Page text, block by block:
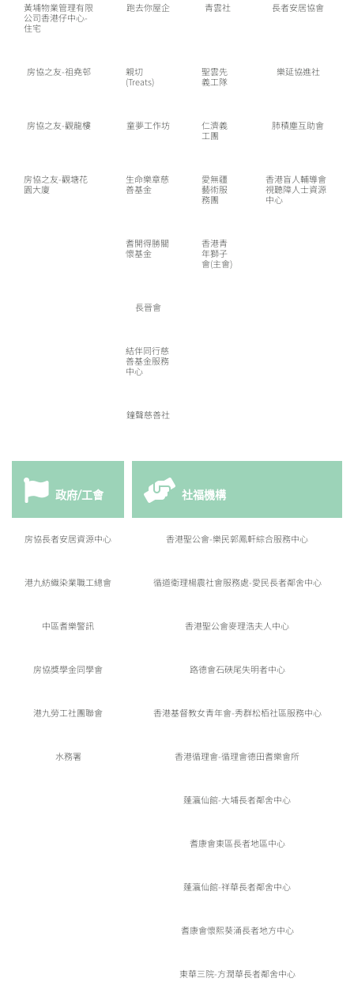
黃埔物業管理有限
公司香港仔中心-
住宅
跑去你屋企 青雲社 長者安居協會
房協之友-祖堯邨
親切
(Treats)
聖雲先
義工隊
樂延協進社
房協之友-觀龍樓 童夢工作坊
仁濟義
工團
肺積塵互助會
房協之友-觀塘花
園大廈
生命樂章慈
善基金
愛無疆
藝術服
務團
香港盲人輔導會
視聽障人士資源
中心
耆開得勝關
懷基金
香港青
年獅子
會(主會)
長晉會
結伴同行慈
善基金服務
中心
鐘聲慈善社
政府/工會 社福機構
房協長者安居資源中心 香港聖公會-樂民郭鳳軒綜合服務中心
港九紡織染業職工總會 循道衛理楊震社會服務處-愛民長者鄰舍中心
中區耆樂警訊 香港聖公會麥理浩夫人中心
房協獎學金同學會 路德會石硤尾失明者中心
港九勞工社團聯會 香港基督教女青年會-秀群松栢社區服務中心
水務署 香港循理會-循理會德田耆樂會所
蓬瀛仙館-大埔長者鄰舍中心
耆康會東區長者地區中心
蓬瀛仙館-祥華長者鄰舍中心
耆康會懷熙葵涌長者地方中心
東華三院-方潤華長者鄰舍中心